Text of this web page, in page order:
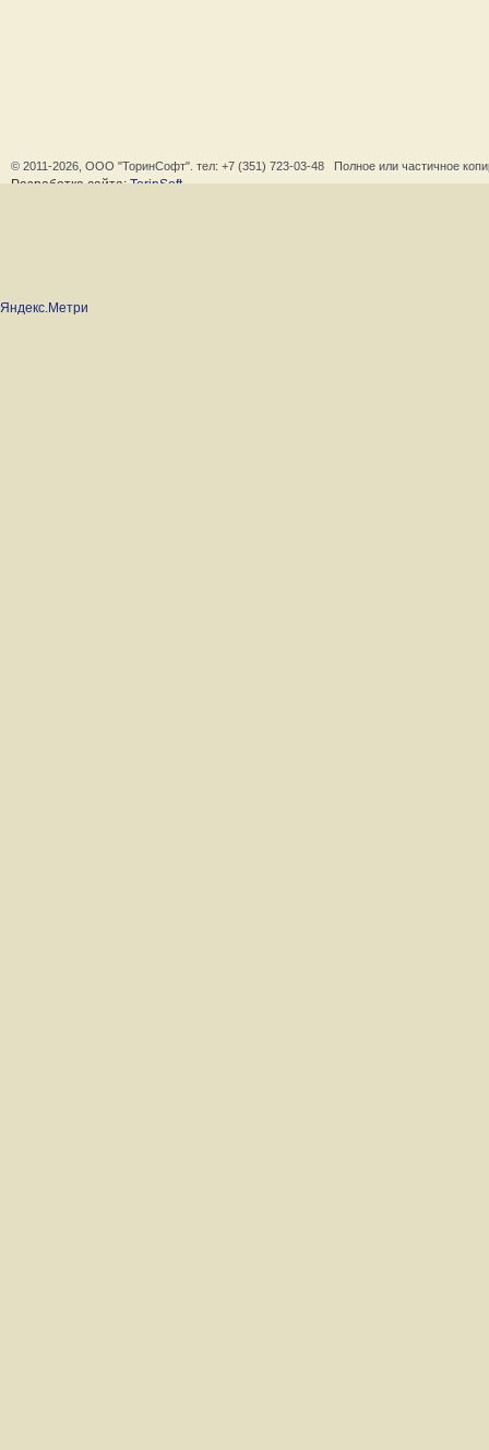
© 2011-2026, ООО "ТоринСофт". тел: +7 (351) 723-03-48 Полное или частичное
Разработка сайта: TorinSoft